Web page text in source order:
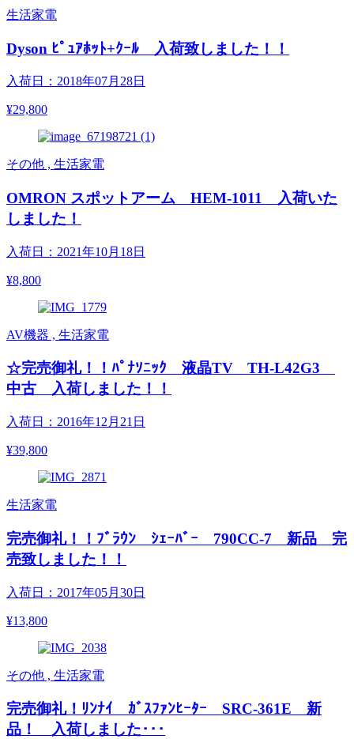
生活家電
Dyson ﾋﾟｭｱﾎｯﾄ+ｸｰﾙ 入荷致しました！！
入荷日：2018年07月28日
¥29,800
その他 , 生活家電
OMRON スポットアーム HEM-1011 入荷いた
しました！
入荷日：2021年10月18日
¥8,800
AV機器 , 生活家電
☆完売御礼！！ﾊﾟﾅｿﾆｯｸ 液晶TV TH-L42G3
中古 入荷しました！！
入荷日：2016年12月21日
¥39,800
生活家電
完売御礼！！ﾌﾞﾗｳﾝ ｼｪｰﾊﾞｰ 790CC-7 新品 完
売致しました！！
入荷日：2017年05月30日
¥13,800
その他 , 生活家電
完売御礼！ﾘﾝﾅｲ ｶﾞｽﾌｧﾝﾋｰﾀｰ SRC-361E 新
品！ 入荷しました･･･